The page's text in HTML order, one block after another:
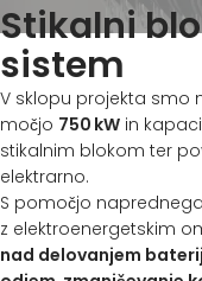
Stikalni
sistem
V sklopu projekta smo
močjo 750 kW in
stikalnim blokom ter
elektrarno.
S pomočjo
z elektroenergetskim
nad delovanjem baterij